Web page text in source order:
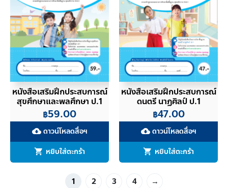
หนังสือเสริมฝึกประสบการณ์
สุขศึกษาและพลศึกษา ป.1
฿59.00
cloud_downloadดาวน์โหลดสื่อฯ
หยิบใส่ตะกร้า
หนังสือเสริมฝึกประสบการณ์
ดนตรี นาฏศิลป์ ป.1
฿47.00
cloud_downloadดาวน์โหลดสื่อฯ
หยิบใส่ตะกร้า
1 2 3 4 →